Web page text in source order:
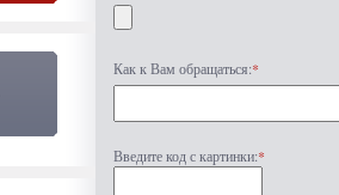
Как к Вам обращаться:*
Введите код с картинки:*